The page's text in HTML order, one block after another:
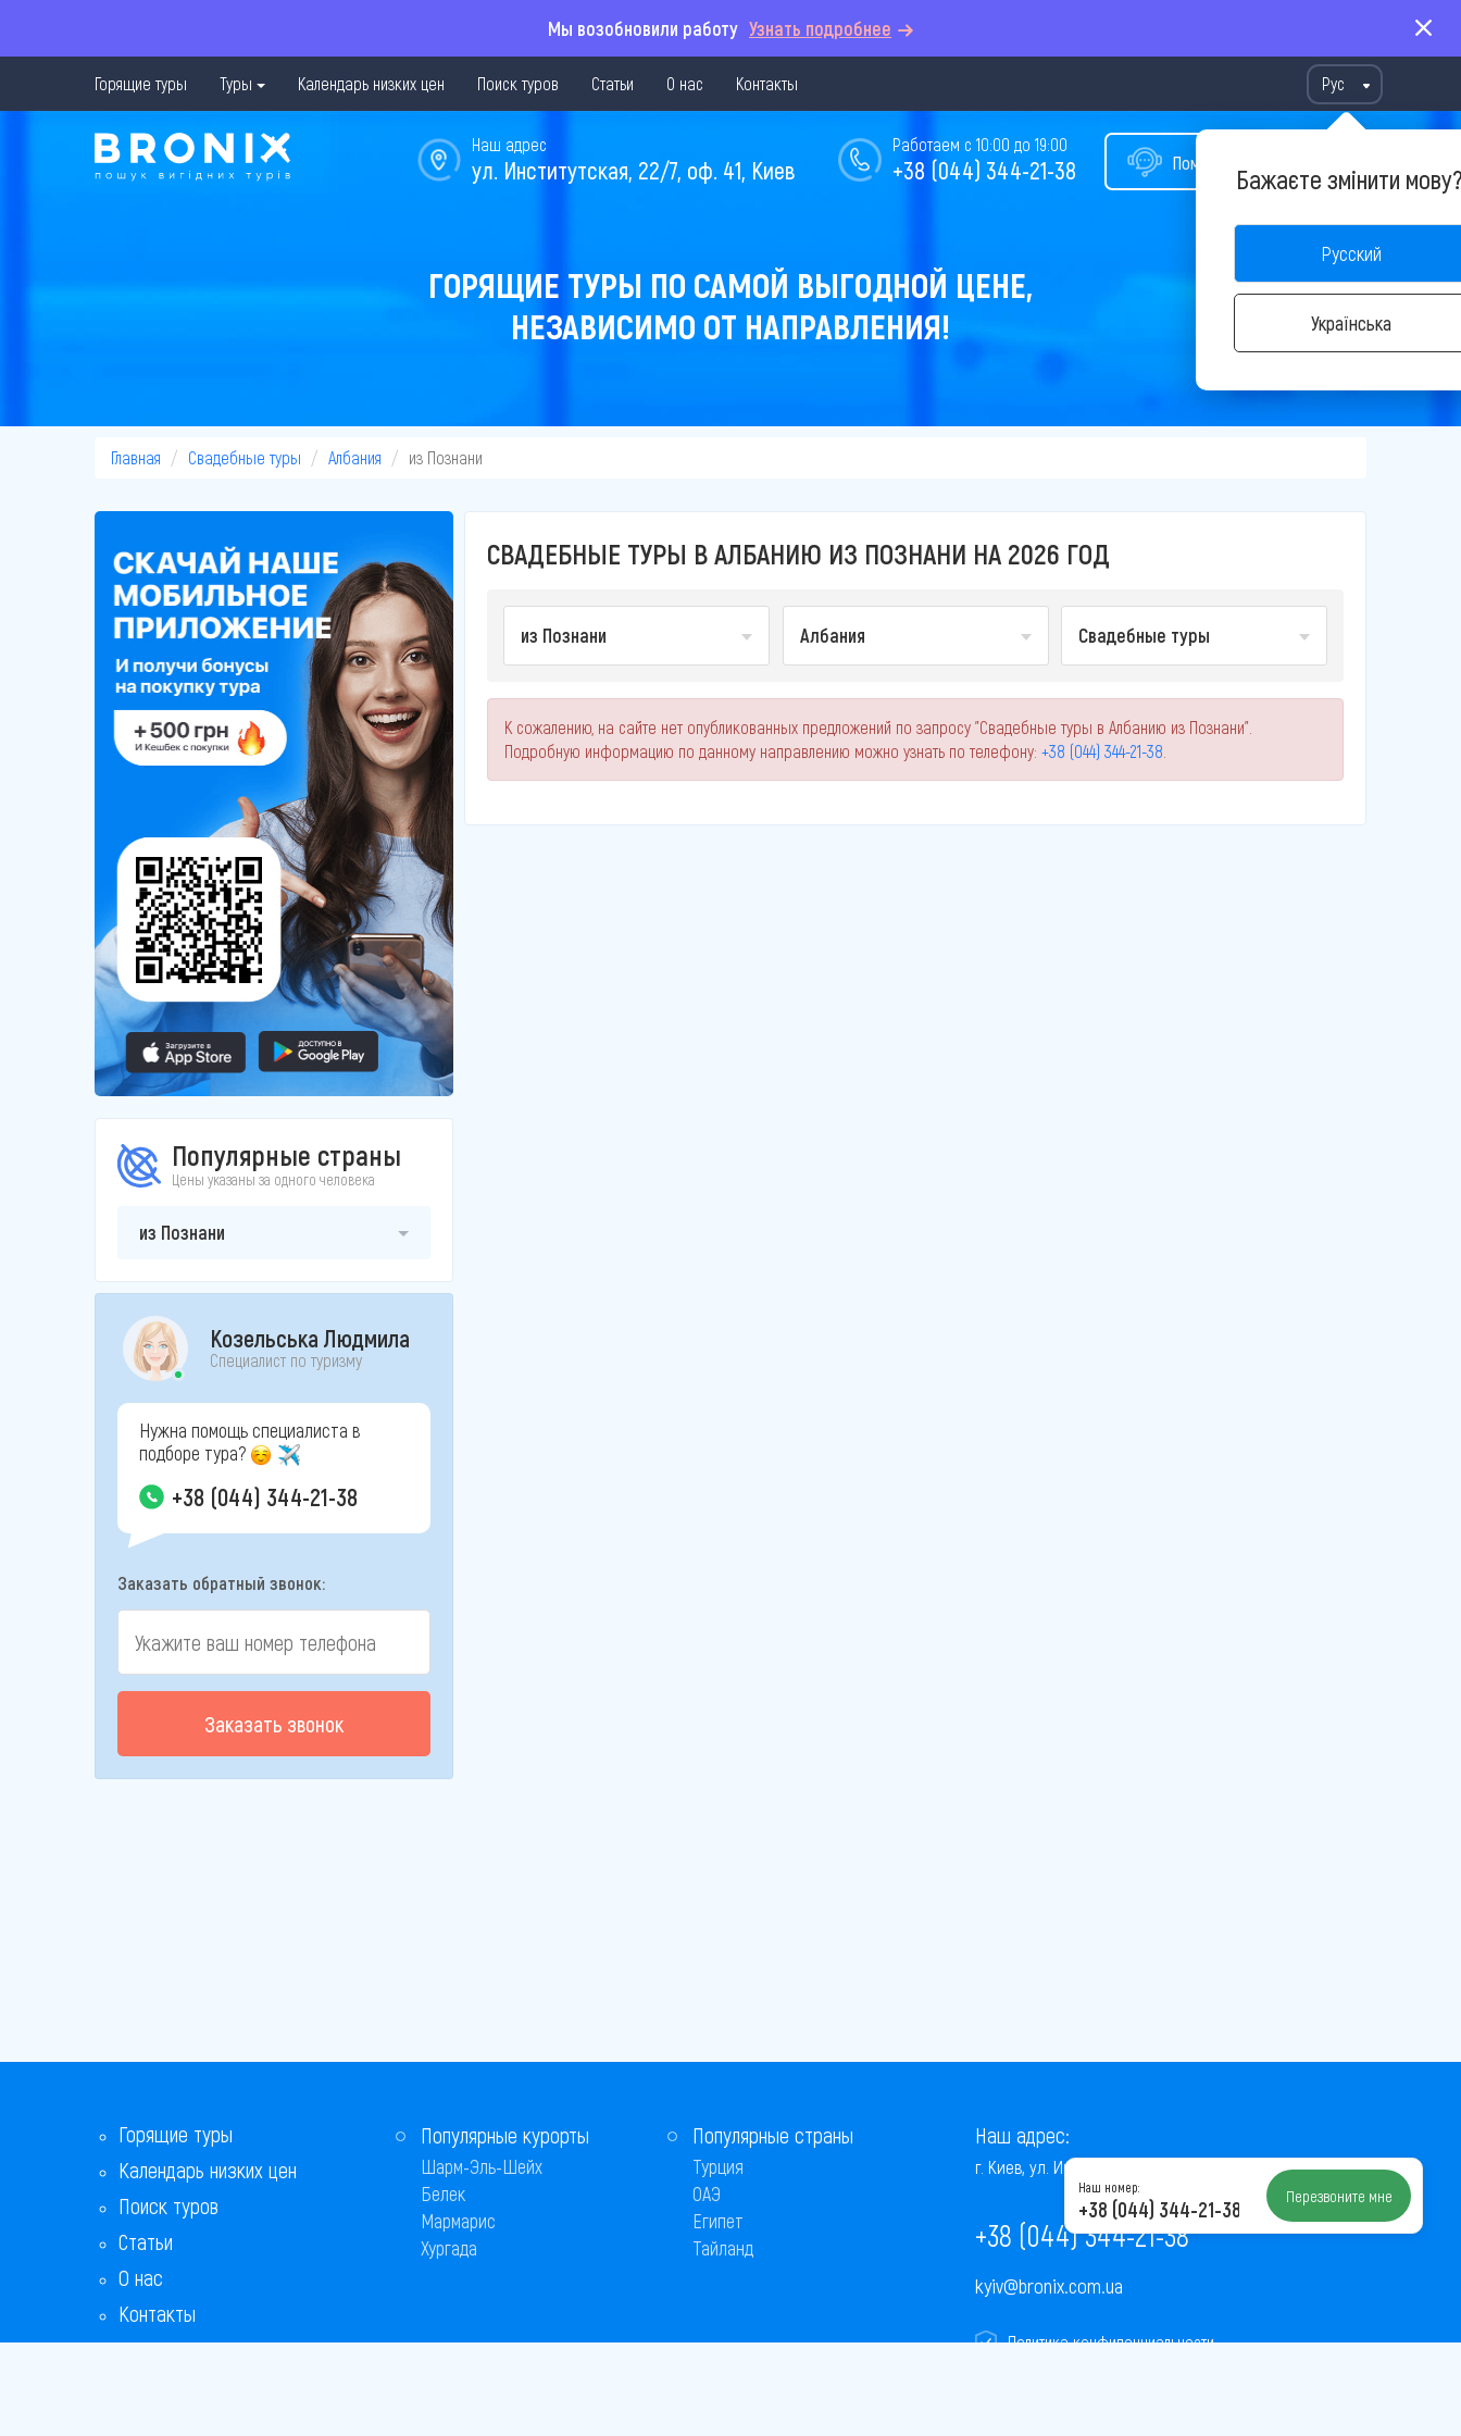
Мы возобновили работу Узнать подробнее
Горящие туры Туры Календарь низких цен Поиск туров Статьи О нас Контакты Рус
Бажаєте змінити
Русский
Українська
Помощь в подборе тура
Работаем с 10:00 до 19:00
+38 (044) 344-21-38
Наш адрес
ул. Институтская, 22/7, оф. 41, Киев
ГОРЯЩИЕ ТУРЫ ПО САМОЙ ВЫГОДНОЙ ЦЕНЕ,
НЕЗАВИСИМО ОТ НАПРАВЛЕНИЯ!
Главная Свадебные туры Албания из Познани
Популярные страны
Цены указаны за одного человека
из Познани
Козельська Людмила
Специалист по туризму
Нужна помощь специалиста в
подборе тура?
+38 (044) 344-21-38
Заказать обратный звонок:
Заказать звонок
СВАДЕБНЫЕ ТУРЫ В АЛБАНИЮ ИЗ ПОЗНАНИ НА 2026 ГОД
из Познани Албания Свадебные туры
К сожалению, на сайте нет опубликованных предложений по запросу "Свадебные туры в Албанию из Познани".
Подробную информацию по данному направлению можно узнать по телефону: +38 (044) 344-21-38
Горящие туры
Календарь низких цен
Поиск туров
Статьи
О нас
Контакты
Бонусная программа
Популярные курорты
Шарм-Эль-Шейх
Белек
Мармарис
Хургада
Популярные страны
Турция
ОАЭ
Египет
Тайланд
Наш адрес:
г. Киев, ул. Институтская, 22/7, оф. 41
+38 (044) 344-21-38
kyiv@bronix.com.ua
Политика конфиденциальности
Наш номер:
+38 (044) 344-21-38 Перезвоните мне